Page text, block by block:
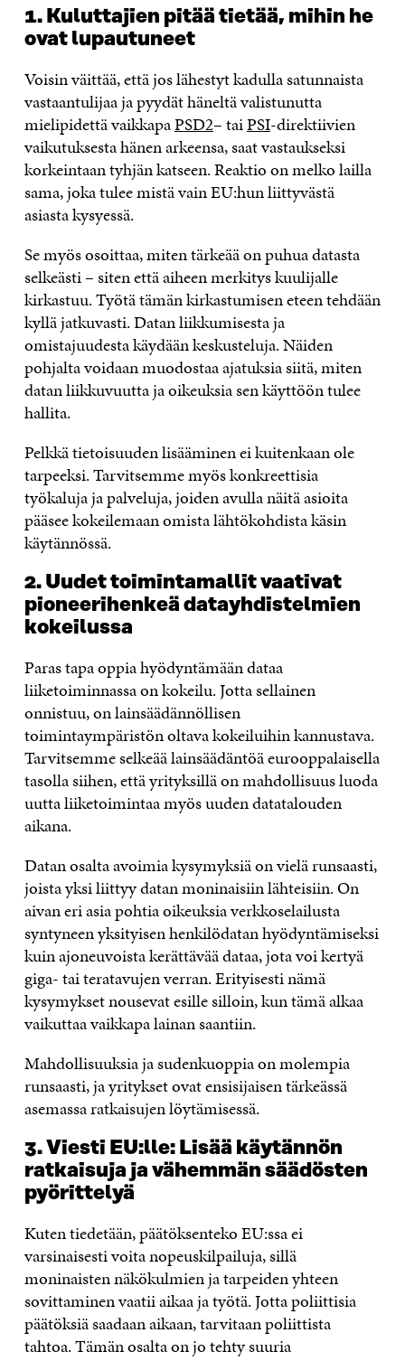
1. Kuluttajien pitää tietää, mihin he
ovat lupautuneet
Voisin väittää, että jos lähestyt kadulla satunnaista
vastaantulijaa ja pyydät häneltä valistunutta
mielipidettä vaikkapaPSD2– taiPSI-direktiivien
vaikutuksesta hänen arkeensa, saat vastaukseksi
korkeintaan tyhjän katseen. Reaktio on melko lailla
sama, joka tulee mistä vain EU:hun liittyvästä
asiasta kysyessä.
Se myös osoittaa, miten tärkeää on puhua datasta
selkeästi – siten että aiheen merkitys kuulijalle
kirkastuu. Työtä tämän kirkastumisen eteen tehdään
kyllä jatkuvasti. Datan liikkumisesta ja
omistajuudesta käydään keskusteluja. Näiden
pohjalta voidaan muodostaa ajatuksia siitä, miten
datan liikkuvuutta ja oikeuksia sen käyttöön tulee
hallita.
Pelkkä tietoisuuden lisääminen ei kuitenkaan ole
tarpeeksi. Tarvitsemme myös konkreettisia
työkaluja ja palveluja, joiden avulla näitä asioita
pääsee kokeilemaan omista lähtökohdista käsin
käytännössä.
2. Uudet toimintamallit vaativat
pioneerihenkeä datayhdistelmien
kokeilussa
Paras tapa oppia hyödyntämään dataa
liiketoiminnassa on kokeilu. Jotta sellainen
onnistuu, on lainsäädännöllisen
toimintaympäristön oltava kokeiluihin kannustava.
Tarvitsemme selkeää lainsäädäntöä eurooppalaisella
tasolla siihen, että yrityksillä on mahdollisuus luoda
uutta liiketoimintaa myös uuden datatalouden
aikana.
Datan osalta avoimia kysymyksiä on vielä runsaasti,
joista yksi liittyy datan moninaisiin lähteisiin. On
aivan eri asia pohtia oikeuksia verkkoselailusta
syntyneen yksityisen henkilödatan hyödyntämiseksi
kuin ajoneuvoista kerättävää dataa, jota voi kertyä
giga- tai teratavujen verran. Erityisesti nämä
kysymykset nousevat esille silloin, kun tämä alkaa
vaikuttaa vaikkapa lainan saantiin.
Mahdollisuuksia ja sudenkuoppia on molempia
runsaasti, ja yritykset ovat ensisijaisen tärkeässä
asemassa ratkaisujen löytämisessä.
3. Viesti EU:lle: Lisää käytännön
ratkaisuja ja vähemmän säädösten
pyörittelyä
Kuten tiedetään, päätöksenteko EU:ssa ei
varsinaisesti voita nopeuskilpailuja, sillä
moninaisten näkökulmien ja tarpeiden yhteen
sovittaminen vaatii aikaa ja työtä. Jotta poliittisia
päätöksiä saadaan aikaan, tarvitaan poliittista
tahtoa. Tämän osalta on jo tehty suuria